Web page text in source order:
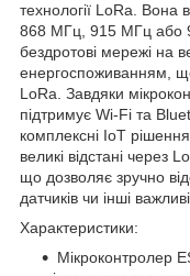
технології LoRa. Вона
868 МГц, 915 МГц або
бездротові мережі на
енергоспоживанням,
LoRa. Завдяки
підтримує Wi-Fi та
комплексні IoT
великі відстані
що дозволяє зручно
датчиків чи інші
Характеристики:
Мікроконтролер